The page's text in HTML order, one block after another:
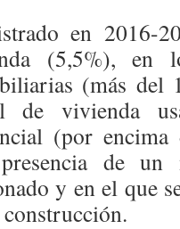
en 2016-
(5,5%), en
(más del
de vivienda
(por
de un
y en el que